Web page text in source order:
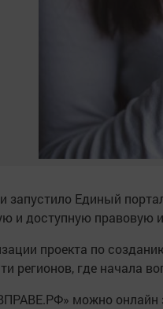
запустило Единый
и доступную
проекта по
регионов, где начала
можно